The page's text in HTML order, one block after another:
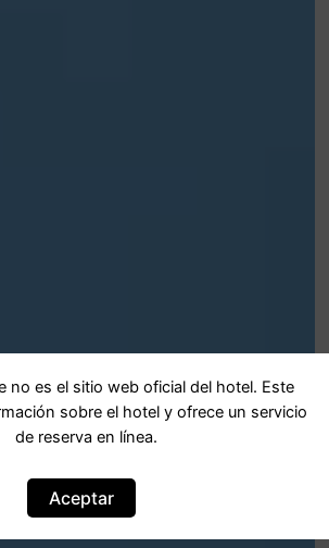
no es el sitio web oficial del hotel. Este
sobre el hotel y ofrece un servicio
de reserva en línea.
Aceptar